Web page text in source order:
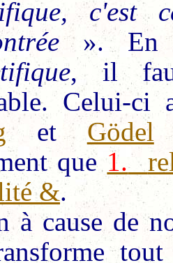
c'est
». En
, il faut
Celui-
et Gödel
que1.
&.
à cause de